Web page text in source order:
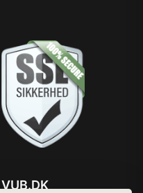
VUB.DK